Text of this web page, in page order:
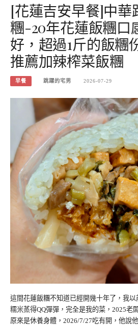
[花蓮吉安早餐]中華
糰-20年花蓮飯糰口
好，超過1斤的飯糰
推薦加辣榨菜飯糰
早餐 跳躍的宅男 2026-07-29
這間花蓮飯糰不知道已經開幾十年了，我
糯米蒸得QQ彈彈，完全是我的菜，2025老
原來是休養身體，2026/7/27吃有開，他說